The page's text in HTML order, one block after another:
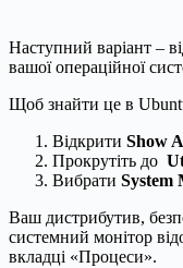
Наступний варіант –
вашої операційної
Щоб знайти це в
Відкрити Show
Прокрутіть до
Вибрати System
Ваш дистрибутив,
системний монітор
вкладці «Процеси».